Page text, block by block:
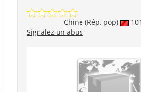
Chine (Rép. pop)
Signalez un abus